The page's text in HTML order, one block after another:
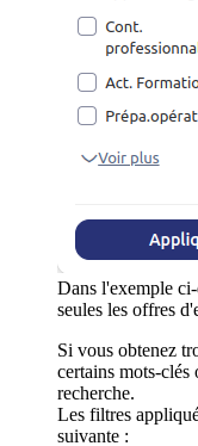
Dans l'exemple
seules les offres
Si vous obtenez
certains mots-clés
recherche.
Les filtres
suivante :